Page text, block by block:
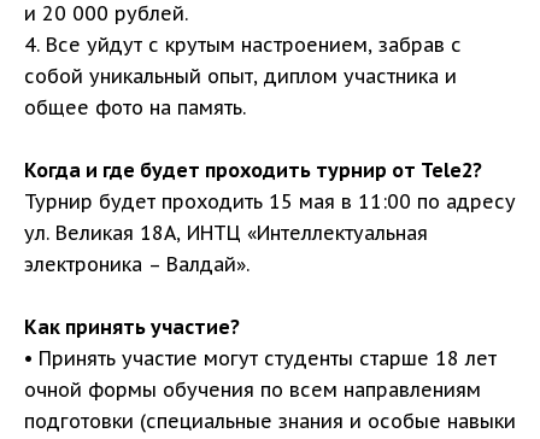
и 20 000 рублей.
4. Все уйдут с крутым настроением, забрав с
собой уникальный опыт, диплом участника и
общее фото на память.
Когда и где будет проходить турнир от Tele2?
Турнир будет проходить 15 мая в 11:00 по адресу
ул. Великая 18А, ИНТЦ «Интеллектуальная
электроника – Валдай».
Как принять участие?
• Принять участие могут студенты старше 18 лет
очной формы обучения по всем направлениям
подготовки (специальные знания и особые навыки